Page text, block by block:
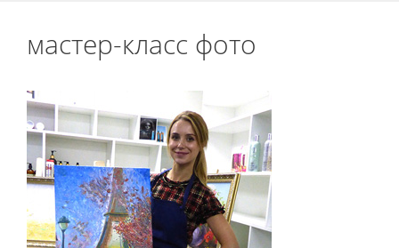
мастер-класс фото